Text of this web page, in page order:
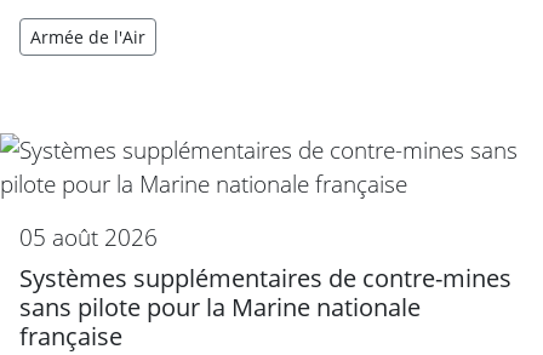
Armée de l'Air
05 août 2026
Systèmes supplémentaires de contre-mines
sans pilote pour la Marine nationale
française